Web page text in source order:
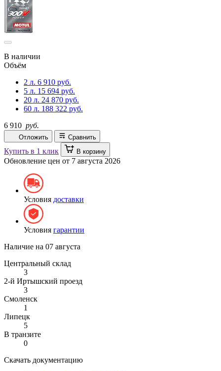
В наличии
Объём
2 л. 6 910 руб.
5 л. 15 694 руб.
20 л. 24 870 руб.
60 л. 188 322 руб.
6 910 руб.
Отложить Сравнить
Купить в 1 клик В корзину
Обновление цен от 7 августа 2026
Условия доставки
Условия гарантии
Наличие на 07 августа
Центральный склад
3
2-й Иртышский проезд
3
Смоленск
1
Липецк
5
В транзите
0
Скачать документацию